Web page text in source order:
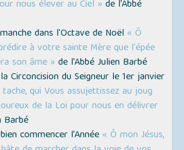
nous élever au Ciel » de l’Abbé
dans l'Octave de Noël « Ô
à votre sainte Mère que l'épée
son âme » de l’Abbé Julien Barbé
Circoncision du Seigneur le 1er janvier
qui Vous assujettissez au joug
de la Loi pour nous en délivrer
Barbé
commencer l’Année « Ô mon Jésus,